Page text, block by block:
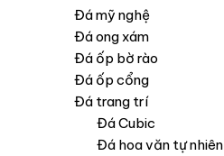
Đá mỹ nghệ
Đá ong xám
Đá ốp bờ rào
Đá ốp cổng
Đá trang trí
Đá Cubic
Đá hoa văn tự nhiên